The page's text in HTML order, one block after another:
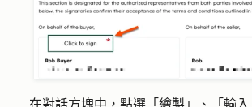
在對話方塊中，點選「 繪製 」、「 輸入